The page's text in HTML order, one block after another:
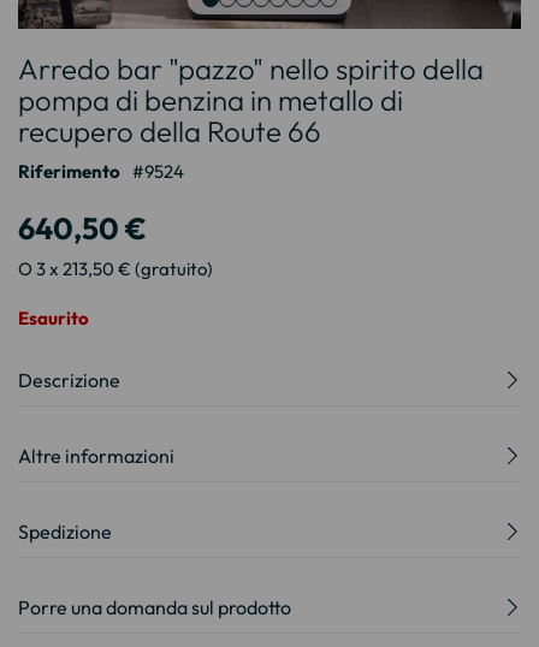
all'inizio
della
galleria
di
immagini
Arredo bar "pazzo" nello spirito della
pompa di benzina in metallo di
recupero della Route 66
Riferimento 9524
640,50 €
O 3 x 213,50 € (gratuito)
Esaurito
Descrizione
Altre informazioni
Spedizione
Porre una domanda sul prodotto